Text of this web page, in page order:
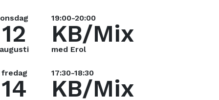
onsdag
12
augusti
19:00-20:00
KB/Mix
med Erol
fredag
14
17:30-18:30
KB/Mix